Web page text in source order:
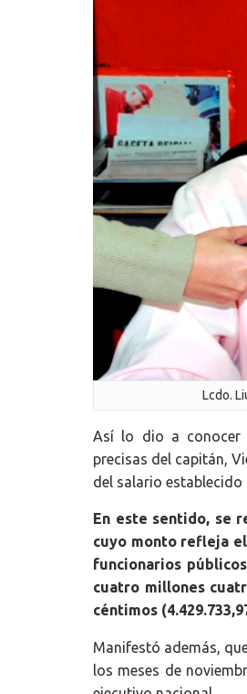
Lcdo.
Así lo dio a conocer
precisas del capitán,
del salario establecido
En este sentido, se
cuyo monto refleja
funcionarios
cuatro millones
céntimos
Manifestó además,
los meses de